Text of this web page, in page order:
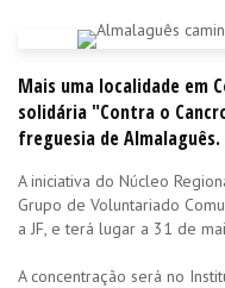
Mais uma localidade em
solidária "Contra o
freguesia de Almalaguês.
A iniciativa do Núcleo
Grupo de Voluntariado
a JF, e terá lugar a 31 de
A concentração será no